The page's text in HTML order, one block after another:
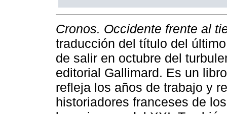
Cronos. Occidente frente al
traducción del título del
de salir en octubre del
editorial Gallimard. Es un
refleja los años de trabajo y
historiadores franceses de